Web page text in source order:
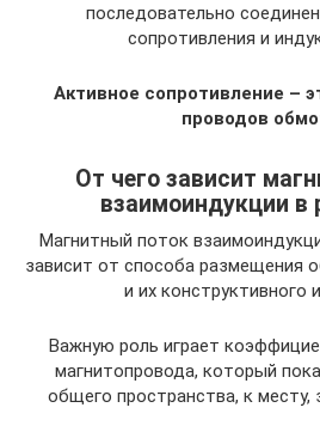
последовательно
сопротивления и
Активное сопротивление –
проводов
От чего зависит
взаимоиндукции в
Магнитный поток
зависит от способа размещения
и их конструктивного
Важную роль играет
магнитопровода, который
общего пространства, к месту,